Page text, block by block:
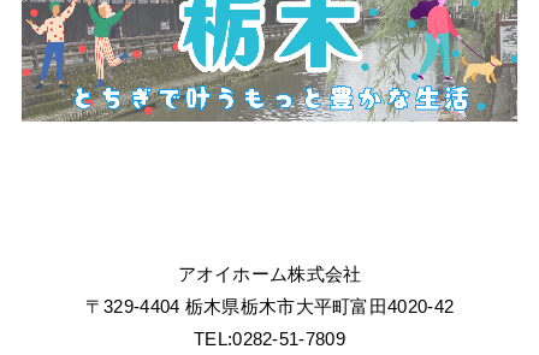
アオイホーム株式会社
〒329-4404 栃木県栃木市大平町富田4020-42
TEL:0282-51-7809